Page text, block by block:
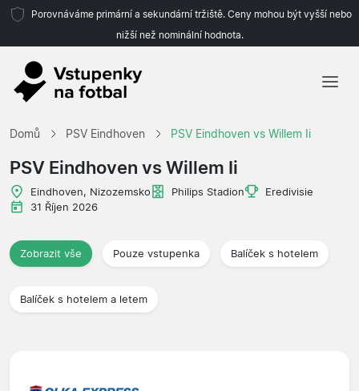
Porovnáváme primární a sekundární tržiště. Ceny mohou být vyšší nebo
nižší než nominální hodnota.
Domů PSV Eindhoven PSV Eindhoven vs Willem Ii
PSV Eindhoven vs Willem Ii
Eindhoven, Nizozemsko Philips Stadion
Eredivisie
31 Říjen 2026
Zobrazit vše Pouze vstupenka Balíček s hotelem
Balíček s hotelem a letem